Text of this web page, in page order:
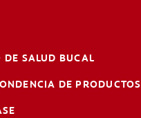
DE SALUD BUCAL
DE PRODUCTOS